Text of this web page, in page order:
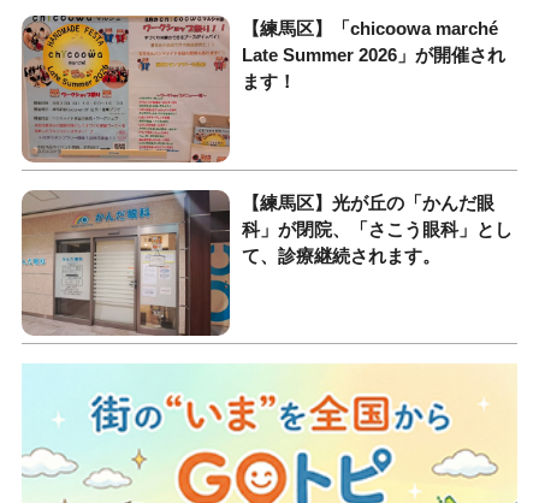
【練馬区】「chicoowa marché
Late Summer 2026」が開催され
ます！
【練馬区】光が丘の「かんだ眼
科」が閉院、「さこう眼科」とし
て、診療継続されます。